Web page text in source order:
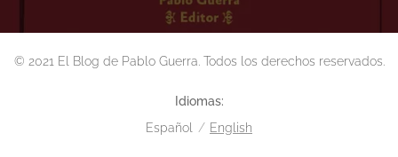
© 2021 El Blog de Pablo Guerra. Todos los derechos reservados.
Idiomas
Español
English